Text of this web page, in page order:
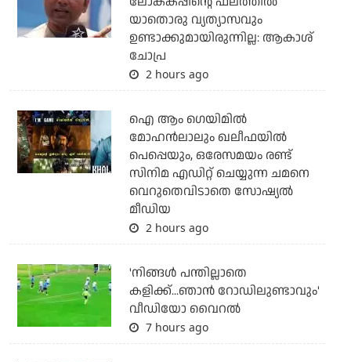
യാതൊരു വ്യത്യാസവും
ഉണ്ടാക്കുമായിരുന്നില്ല: ആകാശ്
ചോപ്ര
2 hours ago
ഐ ആം ഗെയിമില്‍
മോഹന്‍ലാലും ഖലീഫയില്‍
പെപ്പെയും, ഒരേസമയം രണ്ട്
സിനിമ എഡിറ്റ് ചെയ്യുന്ന ചമനെ
വെറുതെവിടാതെ സോഷ്യല്‍
മീഡിയ
2 hours ago
'നിങ്ങള്‍ പന്തില്ലാതെ
കളിക്ക്...ഞാന്‍ റോഡിലുണ്ടാവും'
വീഡിയോ വൈറല്‍
7 hours ago